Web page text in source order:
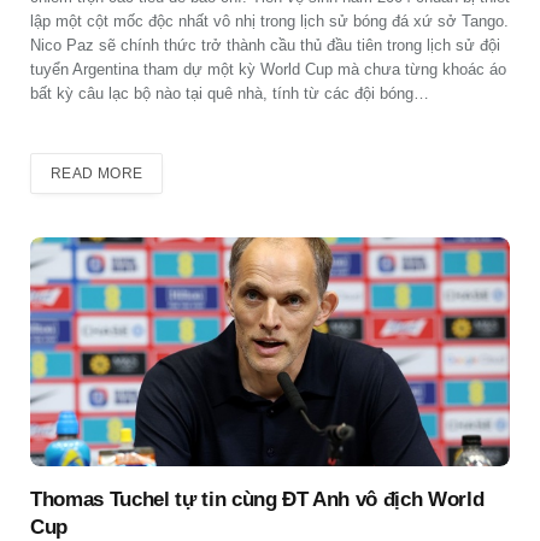
lập một cột mốc độc nhất vô nhị trong lịch sử bóng đá xứ sở Tango.
Nico Paz sẽ chính thức trở thành cầu thủ đầu tiên trong lịch sử đội
tuyển Argentina tham dự một kỳ World Cup mà chưa từng khoác áo
bất kỳ câu lạc bộ nào tại quê nhà, tính từ các đội bóng…
READ MORE
Thomas Tuchel tự tin cùng ĐT Anh vô địch World
Cup